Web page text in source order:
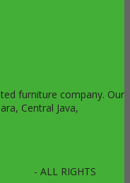
furniture company. Our
Central Java,
- ALL RIGHTS